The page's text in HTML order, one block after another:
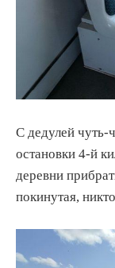
С дедулей чуть-
остановки 4-й
деревни
покинутая,